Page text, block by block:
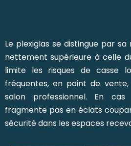
Le plexiglas se distingue par
nettement supérieure à celle
limite les risques de casse
fréquentes, en point de
salon professionnel. En
fragmente pas en éclats
sécurité dans les espaces